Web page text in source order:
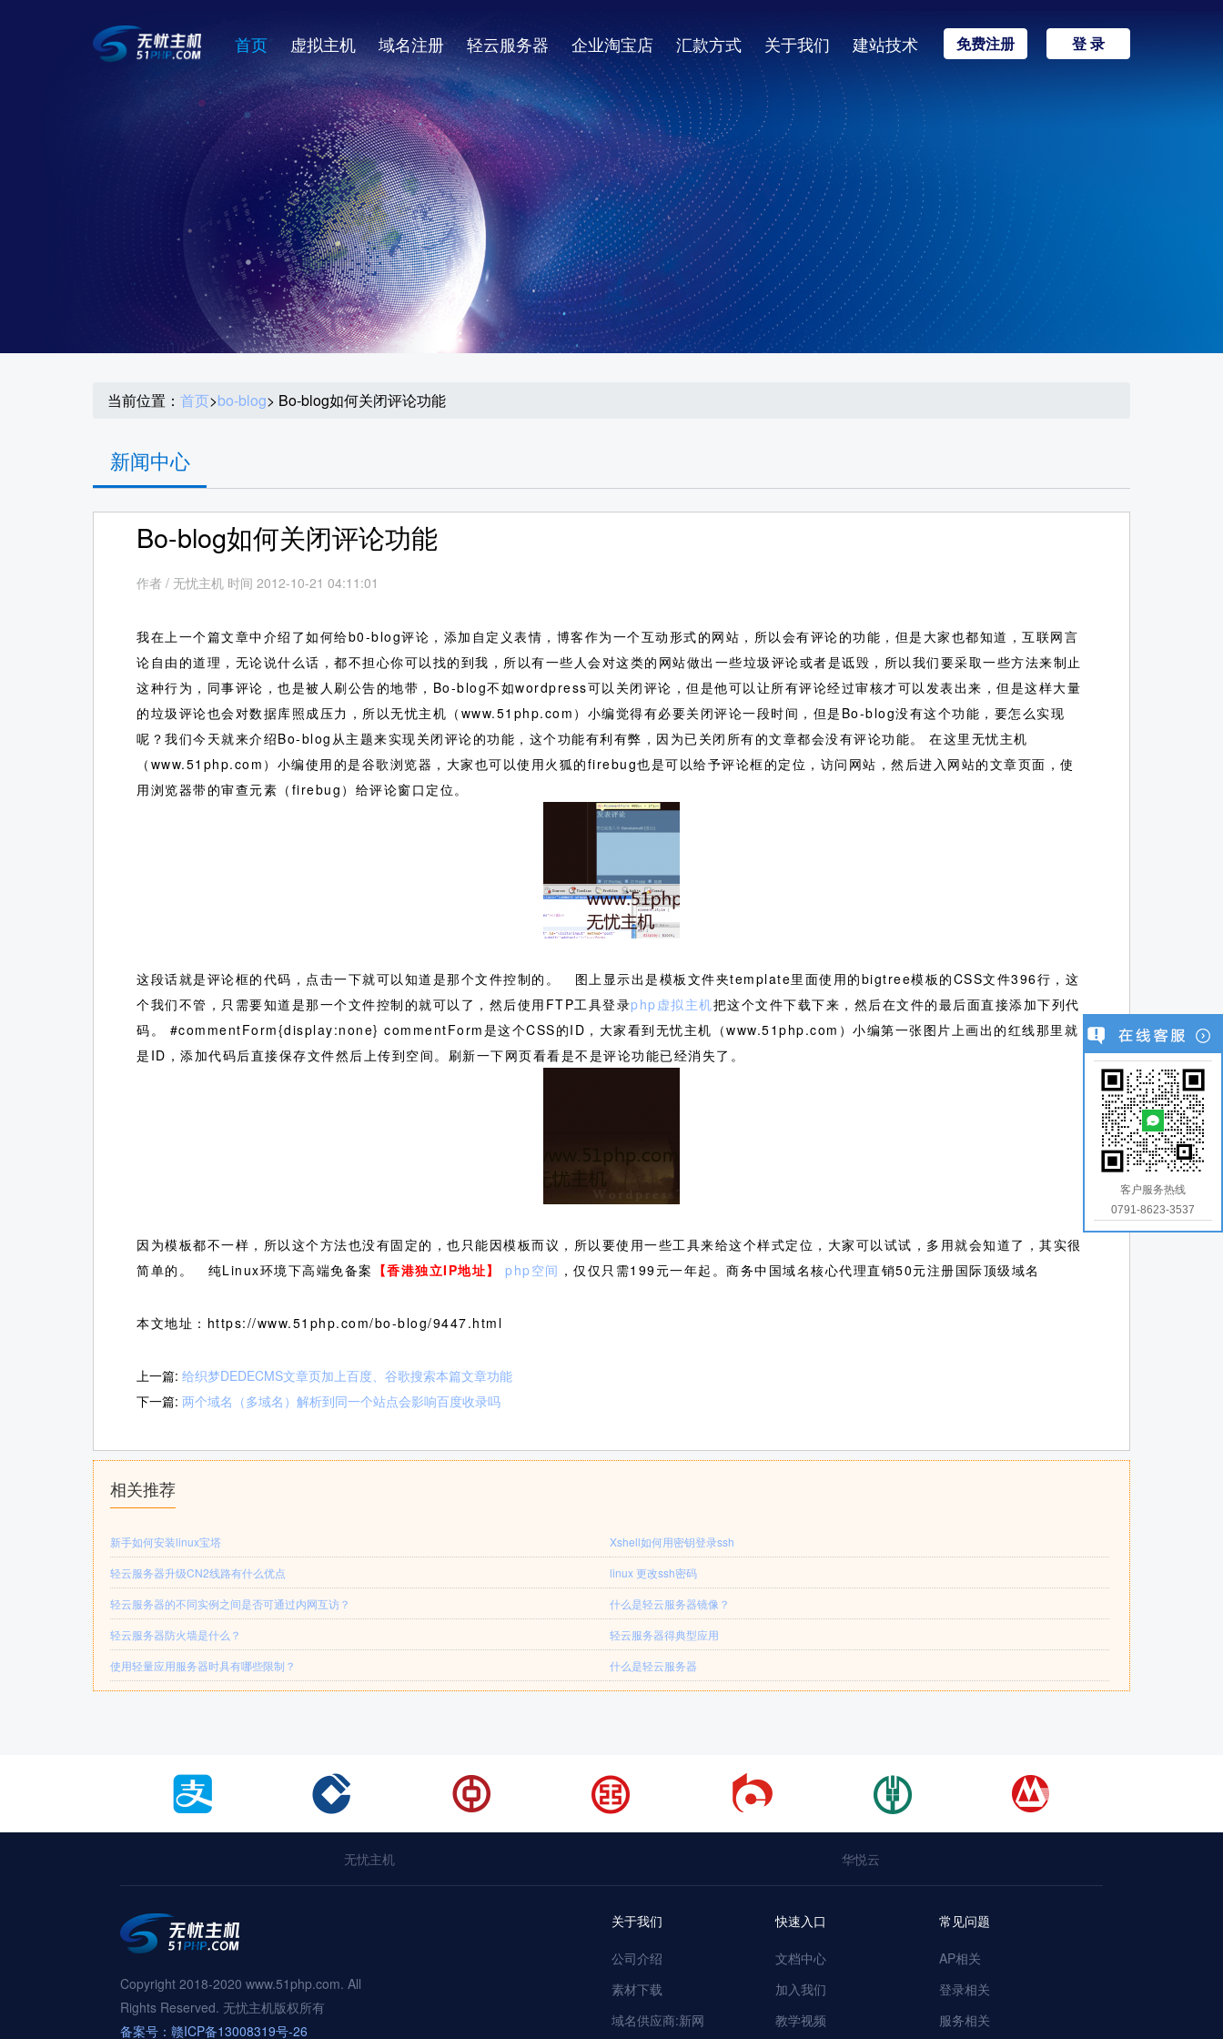
首页 虚拟主机 域名注册 轻云服务器 企业淘宝店 汇款方式 关于我们 建站技术 免费注册 登 录
当前位置： 首页>bo-blog> Bo-blog如何关闭评论功能
新闻中心
Bo-blog如何关闭评论功能
作者 / 无忧主机 时间 2012-10-21 04:11:01
我在上一个篇文章中介绍了如何给b0-blog评论，添加自定义表情，博客作为一个互动形式的网站，所以会有评论的功能，但是大家也都知道，互联网言
论自由的道理，无论说什么话，都不担心你可以找的到我，所以有一些人会对这类的网站做出一些垃圾评论或者是诋毁，所以我们要采取一些方法来制止
这种行为，同事评论，也是被人刷公告的地带，Bo-blog不如wordpress可以关闭评论，但是他可以让所有评论经过审核才可以发表出来，但是这样大量
的垃圾评论也会对数据库照成压力，所以无忧主机（www.51php.com）小编觉得有必要关闭评论一段时间，但是Bo-blog没有这个功能，要怎么实现
呢？我们今天就来介绍Bo-blog从主题来实现关闭评论的功能，这个功能有利有弊，因为已关闭所有的文章都会没有评论功能。 在这里无忧主机
（www.51php.com）小编使用的是谷歌浏览器，大家也可以使用火狐的firebug也是可以给予评论框的定位，访问网站，然后进入网站的文章页面，使
用浏览器带的审查元素（firebug）给评论窗口定位。
这段话就是评论框的代码，点击一下就可以知道是那个文件控制的。 图上显示出是模板文件夹template里面使用的bigtree模板的CSS文件396行，这
个我们不管，只需要知道是那一个文件控制的就可以了，然后使用FTP工具登录php虚拟主机把这个文件下载下来，然后在文件的最后面直接添加下列代
码。 #commentForm{display:none} commentForm是这个CSS的ID，大家看到无忧主机（www.51php.com）小编第一张图片上画出的红线那里就
是ID，添加代码后直接保存文件然后上传到空间。刷新一下网页看看是不是评论功能已经消失了。
因为模板都不一样，所以这个方法也没有固定的，也只能因模板而议，所以要使用一些工具来给这个样式定位，大家可以试试，多用就会知道了，其实很
简单的。 纯Linux环境下高端免备案 【香港独立IP地址】 php空间 ，仅仅只需199元一年起。商务中国域名核心代理直销50元注册国际顶级域名
本文地址：https://www.51php.com/bo-blog/9447.html
上一篇: 给织梦DEDECMS文章页加上百度、谷歌搜索本篇文章功能
下一篇: 两个域名（多域名）解析到同一个站点会影响百度收录吗
相关推荐
新手如何安装linux宝塔
Xshell如何用密钥登录ssh
轻云服务器升级CN2线路有什么优点
linux 更改ssh密码
轻云服务器的不同实例之间是否可通过内网互访？
什么是轻云服务器镜像？
轻云服务器防火墙是什么？
轻云服务器得典型应用
使用轻量应用服务器时具有哪些限制？
什么是轻云服务器
无忧主机 华悦云
Copyright 2018-2020 www.51php.com. All
Rights Reserved. 无忧主机版权所有
备案号：赣ICP备13008319号-26
关于我们
公司介绍
素材下载
域名供应商:新网
快速入口
文档中心
加入我们
教学视频
常见问题
AP相关
登录相关
服务相关
客户服务热线
0791-8623-3537